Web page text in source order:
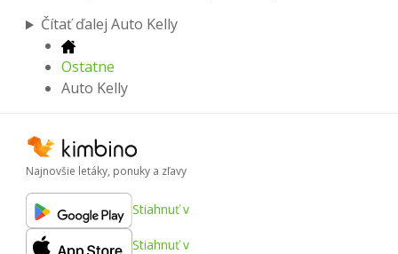
Čítať ďalej Auto Kelly
Ostatne
Auto Kelly
Najnovšie letáky, ponuky a zľavy
Stiahnuť v
Stiahnuť v